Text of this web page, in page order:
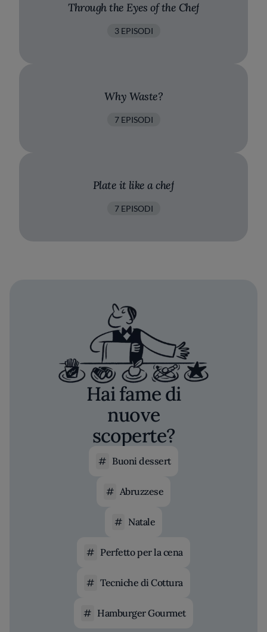
Through the Eyes of the Chef
3 EPISODI
Why Waste?
7 EPISODI
Plate it like a chef
7 EPISODI
Hai fame di
nuove
scoperte?
Buoni dessert
Abruzzese
Natale
Perfetto per la cena
Tecniche di Cottura
Hamburger Gourmet